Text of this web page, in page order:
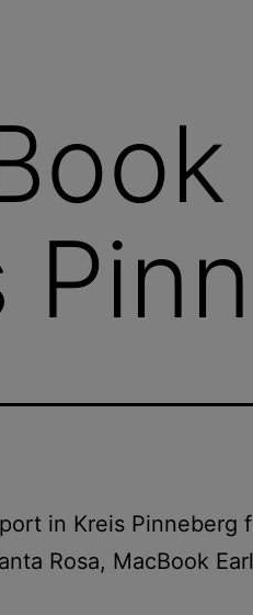
in Kreis
Rosa, MacBook